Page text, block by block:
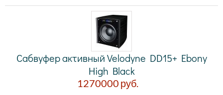
Сабвуфер активный Velodyne DD15+ Ebony
High Black
1270000 руб.